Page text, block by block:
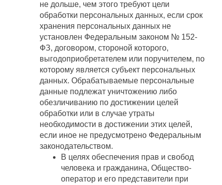
не дольше, чем этого требуют цели
обработки персональных данных, если срок
хранения персональных данных не
установлен Федеральным законом № 152-
ФЗ, договором, стороной которого,
выгодоприобретателем или поручителем, по
которому является субъект персональных
данных. Обрабатываемые персональные
данные подлежат уничтожению либо
обезличиванию по достижении целей
обработки или в случае утраты
необходимости в достижении этих целей,
если иное не предусмотрено Федеральным
законодательством.
В целях обеспечения прав и свобод
человека и гражданина, Общество-
оператор и его представители при